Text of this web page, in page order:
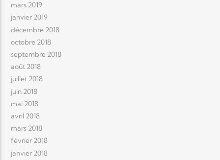
mars 2019
janvier 2019
décembre 2018
octobre 2018
septembre 2018
août 2018
juillet 2018
juin 2018
mai 2018
avril 2018
mars 2018
février 2018
janvier 2018